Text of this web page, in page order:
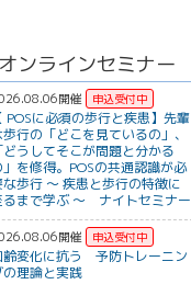
ンラインセミナー
開催
POSに必須の歩行と疾患】先輩
歩行の「どこを見ているの」、
どうしてそこが問題と分かる
」を修得。POSの共通認識が必
な歩行 〜 疾患と歩行の特徴に
るまで学ぶ 〜 ナイトセミナー
開催
齢変化に抗う 予防トレーニン
の理論と実践